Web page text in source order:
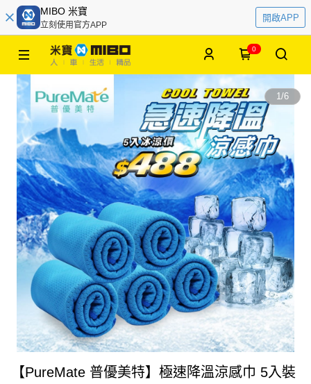
MIBO 米寶
立刻使用官方APP
開啟APP
0
1/6
【PureMate 普優美特】極速降溫涼感巾 5入裝